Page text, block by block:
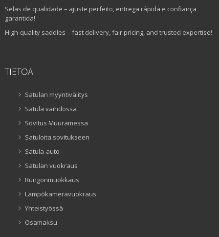
Selas de qualidade – ajuste perfeito, entrega rápida e confiança
garantida!
High-quality saddles – fast delivery, fair pricing, and trusted expertise!
TIETOA
Satulan myyntivälitys
Satula vaihdossa
Sovitus Muuramessa
Satuloita sovitukseen
Satula-auto
Satulan vuokraus
Rungonmuokkaus
Lämpökameravuokraus
Yhteistyössä
Osamaksu